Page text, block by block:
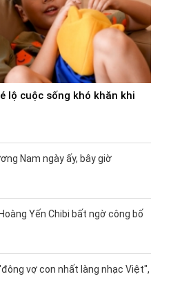
lộ cuộc sống khó khăn khi
Nam ngày ấy, bây giờ
Yến Chibi bất ngờ công bố
vợ con nhất làng nhạc Việt",